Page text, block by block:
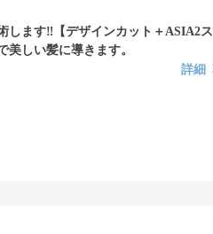
します‼️【デザインカット＋ASIA2ス
美しい髪に導きます。
詳細